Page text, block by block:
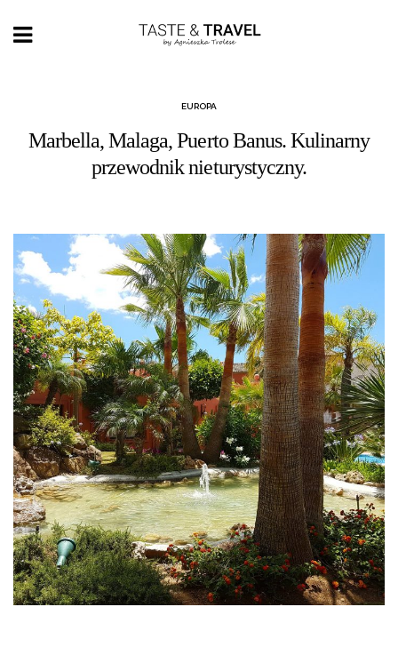
EUROPA
Marbella, Malaga, Puerto Banus. Kulinarny
przewodnik nieturystyczny.